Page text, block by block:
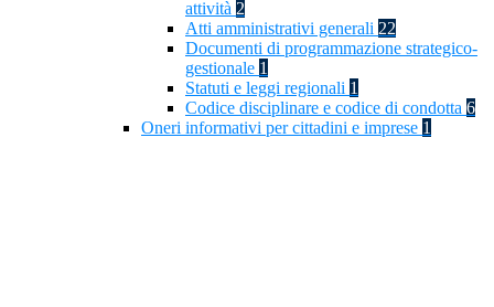
attività 2
Atti amministrativi generali 22
Documenti di programmazione strategico-
gestionale 1
Statuti e leggi regionali 1
Codice disciplinare e codice di condotta 6
Oneri informativi per cittadini e imprese 1